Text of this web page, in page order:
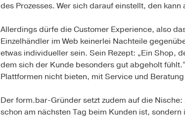
des Prozesses. Wer sich darauf einstellt, den
Allerdings dürfe die Customer Experience, also
Einzelhändler im Web keinerlei Nachteile
etwas individueller sein. Sein Rezept: „Ein Shop,
dem sich der Kunde besonders gut abgeholt
Plattformen nicht bieten, mit Service und
Der form.bar-Gründer setzt zudem auf die
schon am nächsten Tag beim Kunden ist,